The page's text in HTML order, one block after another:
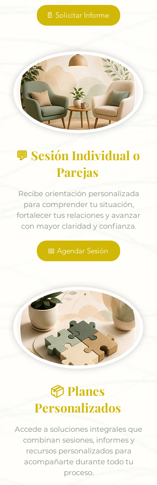
📄 Solicitar Informe
💬 Sesión Individual o
Parejas
Recibe orientación personalizada
para comprender tu situación,
fortalecer tus relaciones y avanzar
con mayor claridad y confianza.
📅 Agendar Sesión
📦 Planes
Personalizados
Accede a soluciones integrales que
combinan sesiones, informes y
recursos personalizados para
acompañarte durante todo tu
proceso.